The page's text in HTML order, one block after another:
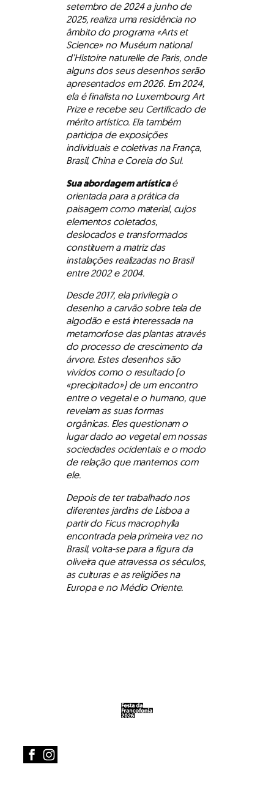
setembro de 2024 a junho de
2025, realiza uma residência no
âmbito do programa «Arts et
Science» no Muséum national
d’Histoire naturelle de Paris, onde
alguns dos seus desenhos serão
apresentados em 2026. Em 2024,
ela é finalista no Luxembourg Art
Prize e recebe seu Certificado de
mérito artístico. Ela também
participa de exposições
individuais e coletivas na França,
Brasil, China e Coreia do Sul.
Sua abordagem artísticaé
orientada para a prática da
paisagem como material, cujos
elementos coletados,
deslocados e transformados
constituem a matriz das
instalações realizadas no Brasil
entre 2002 e 2004.
Desde 2017, ela privilegia o
desenho a carvão sobre tela de
algodão e está interessada na
metamorfose das plantas através
do processo de crescimento da
árvore. Estes desenhos são
vividos como o resultado (o
«precipitado») de um encontro
entre o vegetal e o humano, que
revelam as suas formas
orgânicas. Eles questionam o
lugar dado ao vegetal em nossas
sociedades ocidentais e o modo
de relação que mantemos com
ele.
Depois de ter trabalhado nos
diferentes jardins de Lisboa a
partir do Ficus macrophylla
encontrada pela primeira vez no
Brasil, volta-se para a figura da
oliveira que atravessa os séculos,
as culturas e as religiões na
Europa e no Médio Oriente.